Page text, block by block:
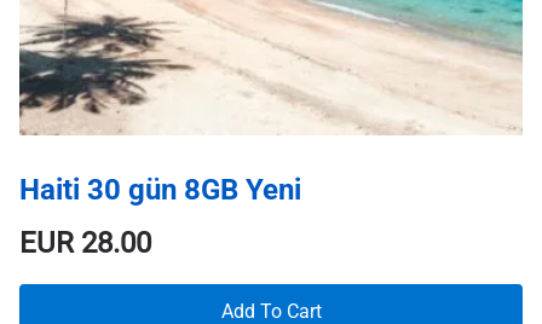
Haiti 30 gün 8GB Yeni
EUR28.00
Add To Cart